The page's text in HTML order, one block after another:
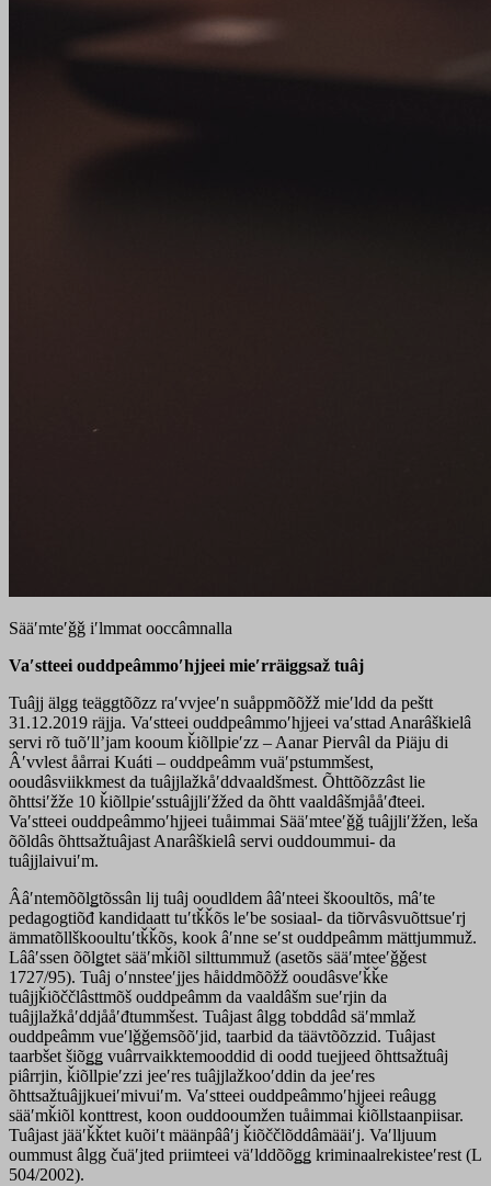
Sääʹmteʹǧǧ iʹlmmat ooccâmnalla
Vaʹstteei ouddpeâmmoʹhjjeei mieʹrräiggsaž tuâj
Tuâjj älgg teäggtõõzz raʹvvjeeʹn suåppmõõžž mieʹldd da peštt
31.12.2019 räjja. Vaʹstteei ouddpeâmmoʹhjjeei vaʹsttad Anarâškielâ
servi rõ tuõʹllʼjam kooum ǩiõllpieʹzz – Aanar Piervâl da Piäju di
Âʹvvlest åårrai Kuáti – ouddpeâmm vuäʹpstummšest,
ooudâsviikkmest da tuâjjlažkåʹddvaaldšmest. Õhttõõzzâst lie
õhttsiʹžže 10 ǩiõllpieʹsstuâjjliʹžžed da õhtt vaaldâšmjååʹđteei.
Vaʹstteei ouddpeâmmoʹhjjeei tuåimmai Sääʹmteeʹǧǧ tuâjjliʹžžen, leša
õõldâs õhttsažtuâjast Anarâškielâ servi ouddoummui- da
tuâjjlaivuiʹm.
Ââʹntemõõlǥtõssân lij tuâj ooudldem ââʹnteei škooultõs, mâʹte
pedagogtiõđ kandidaatt tuʹtǩǩõs leʹbe sosiaal- da tiõrvâsvuõttsueʹrj
ämmatõllškooultuʹtǩǩõs, kook âʹnne seʹst ouddpeâmm mättjummuž.
Lââʹssen õõlǥtet sääʹmǩiõl silttummuž (asetõs sääʹmteeʹǧǧest
1727/95). Tuâj oʹnnsteeʹjjes håiddmõõžž ooudâsveʹǩǩe
tuâjjǩiõččlâsttmõš ouddpeâmm da vaaldâšm sueʹrjin da
tuâjjlažkåʹddjååʹđtummšest. Tuâjast âlgg tobddâd säʹmmlaž
ouddpeâmm vueʹlǧǧemsõõʹjid, taarbid da täävtõõzzid. Tuâjast
taarbšet šiõǥǥ vuârrvaikktemooddid di oodd tuejjeed õhttsažtuâj
piârrjin, ǩiõllpieʹzzi jeeʹres tuâjjlažkooʹddin da jeeʹres
õhttsažtuâjjkueiʹmivuiʹm. Vaʹstteei ouddpeâmmoʹhjjeei reâugg
sääʹmǩiõl konttrest, koon ouddooumžen tuåimmai ǩiõllstaanpiisar.
Tuâjast jääʹǩǩtet kuõiʹt määnpââʹj ǩiõččlõddâmääiʹj. Vaʹlljuum
oummust âlgg čuäʹjted priimteei väʹlddõõǥǥ kriminaalrekisteeʹrest (L
504/2002).